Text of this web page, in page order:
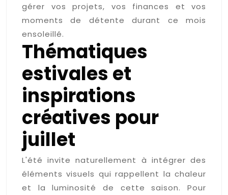
gérer vos projets, vos finances et vos
moments de détente durant ce mois
ensoleillé.
Thématiques
estivales et
inspirations
créatives pour
juillet
L'été invite naturellement à intégrer des
éléments visuels qui rappellent la chaleur
et la luminosité de cette saison. Pour